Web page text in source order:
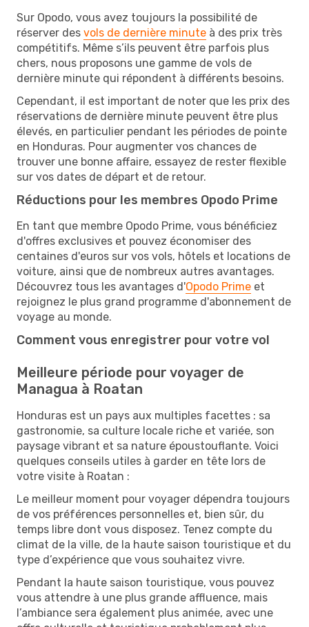
Sur Opodo, vous avez toujours la possibilité de
réserver des vols de dernière minute à des prix très
compétitifs. Même s’ils peuvent être parfois plus
chers, nous proposons une gamme de vols de
dernière minute qui répondent à différents besoins.
Cependant, il est important de noter que les prix des
réservations de dernière minute peuvent être plus
élevés, en particulier pendant les périodes de pointe
en Honduras. Pour augmenter vos chances de
trouver une bonne affaire, essayez de rester flexible
sur vos dates de départ et de retour.
Réductions pour les membres Opodo Prime
En tant que membre Opodo Prime, vous bénéficiez
d'offres exclusives et pouvez économiser des
centaines d'euros sur vos vols, hôtels et locations de
voiture, ainsi que de nombreux autres avantages.
Découvrez tous les avantages d'Opodo Prime et
rejoignez le plus grand programme d'abonnement de
voyage au monde.
Comment vous enregistrer pour votre vol
Meilleure période pour voyager de
Managua à Roatan
Honduras est un pays aux multiples facettes : sa
gastronomie, sa culture locale riche et variée, son
paysage vibrant et sa nature époustouflante. Voici
quelques conseils utiles à garder en tête lors de
votre visite à Roatan :
Le meilleur moment pour voyager dépendra toujours
de vos préférences personnelles et, bien sûr, du
temps libre dont vous disposez. Tenez compte du
climat de la ville, de la haute saison touristique et du
type d’expérience que vous souhaitez vivre.
Pendant la haute saison touristique, vous pouvez
vous attendre à une plus grande affluence, mais
l’ambiance sera également plus animée, avec une